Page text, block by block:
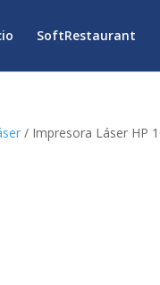
SoftRestaurant
/ Impresora Láser HP